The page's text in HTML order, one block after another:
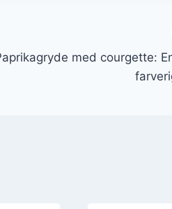
med courgette: